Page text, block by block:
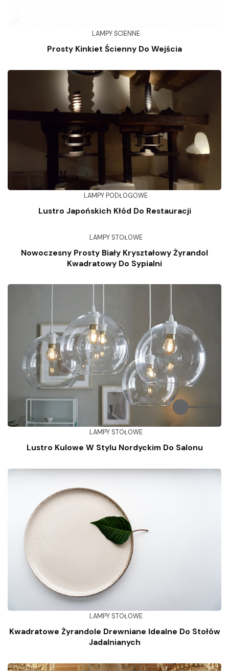
LAMPY ŚCIENNE
Prosty Kinkiet Ścienny Do Wejścia
LAMPY PODŁOGOWE
Lustro Japońskich Kłód Do Restauracji
LAMPY STOŁOWE
Nowoczesny Prosty Biały Kryształowy Żyrandol
Kwadratowy Do Sypialni
LAMPY STOŁOWE
Lustro Kulowe W Stylu Nordyckim Do Salonu
LAMPY STOŁOWE
Kwadratowe Żyrandole Drewniane Idealne Do Stołów
Jadalnianych